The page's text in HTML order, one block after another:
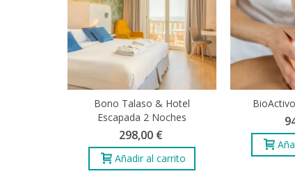
Bono Talaso & Hotel
Escapada 2 Noches
298,00 €
Añadir al carrito